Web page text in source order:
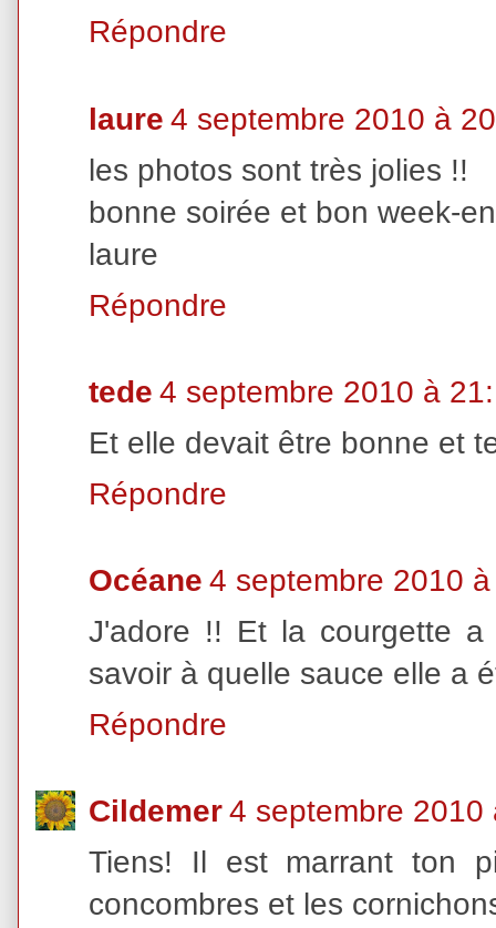
Répondre
laure 4 septembre 2010 à
les photos sont très jolies !!
bonne soirée et bon week-
laure
Répondre
tede 4 septembre 2010 à
Et elle devait être bonne et
Répondre
Océane 4 septembre 2010
J'adore !! Et la courgette
savoir à quelle sauce elle a
Répondre
Cildemer4 septembre 2010
Tiens! Il est marrant ton
concombres et les